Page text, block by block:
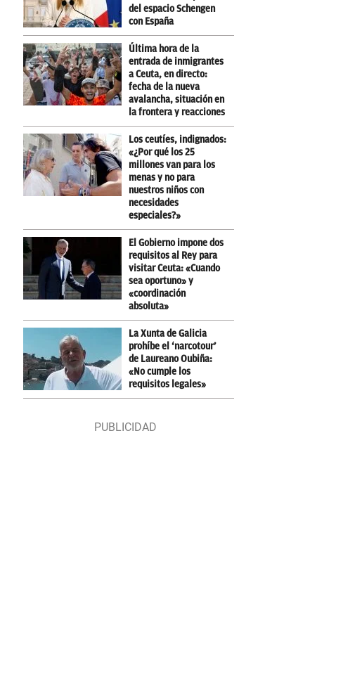
del espacio Schengen
con España
Última hora de la
entrada de inmigrantes
a Ceuta, en directo:
fecha de la nueva
avalancha, situación en
la frontera y reacciones
Los ceutíes, indignados:
«¿Por qué los 25
millones van para los
menas y no para
nuestros niños con
necesidades
especiales?»
El Gobierno impone dos
requisitos al Rey para
visitar Ceuta: «Cuando
sea oportuno» y
«coordinación
absoluta»
La Xunta de Galicia
prohíbe el ‘narcotour’
de Laureano Oubiña:
«No cumple los
requisitos legales»